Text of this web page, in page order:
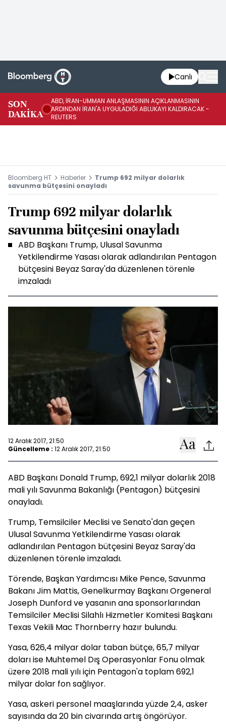
Canlı
SON
DAKİKA
ABD, İRAN-UMMAN ANLAŞMASININ AÇIKLANMASININ
ARDINDAN İRAN'A UYGULADIĞI ABLUKAYI KALDIRACAK -
REUTERS
Bloomberg HT Haberler
Trump 692 milyar dolarlık
savunma bütçesini onayladı
Trump 692 milyar dolarlık
savunma bütçesini onayladı
ABD Başkanı Trump, Ulusal Savunma
Yetkilendirme Yasası olarak adlandırılan Pentagon
bütçesini Beyaz Saray'da düzenlenen törenle
imzaladı
12 Aralık 2017, 21:50
Güncelleme : 12 Aralık 2017, 21:50
ABD Başkanı Donald Trump, 692,1 milyar dolarlık 2018
mali yılı Savunma Bakanlığı (Pentagon) bütçesini
onayladı.
Trump, Temsilciler Meclisi ve Senato'dan geçen
Ulusal Savunma Yetkilendirme Yasası olarak
adlandırılan Pentagon bütçesini Beyaz Saray'da
düzenlenen törenle imzaladı.
Törende, Başkan Yardımcısı Mike Pence, Savunma
Bakanı Jim Mattis, Genelkurmay Başkanı Orgeneral
Joseph Dunford ve yasanın ana sponsorlarından
Temsilciler Meclisi Silahlı Hizmetler Komitesi Başkanı
Texas Vekili Mac Thornberry hazır bulundu.
Yasa, 626,4 milyar dolar taban bütçe, 65,7 milyar
doları ise Muhtemel Dış Operasyonlar Fonu olmak
üzere 2018 mali yılı için Pentagon'a toplam 692,1
milyar dolar fon sağlıyor.
Yasa, askeri personel maaşlarında yüzde 2,4, asker
sayısında da 20 bin civarında artış öngörüyor.